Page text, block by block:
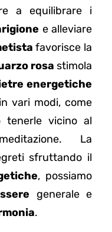
a equilibrare i
e alleviare
favorisce la
rosa stimola
energetiche
vari modi, come
tenerle vicino al
La
sfruttando il
, possiamo
generale e
.